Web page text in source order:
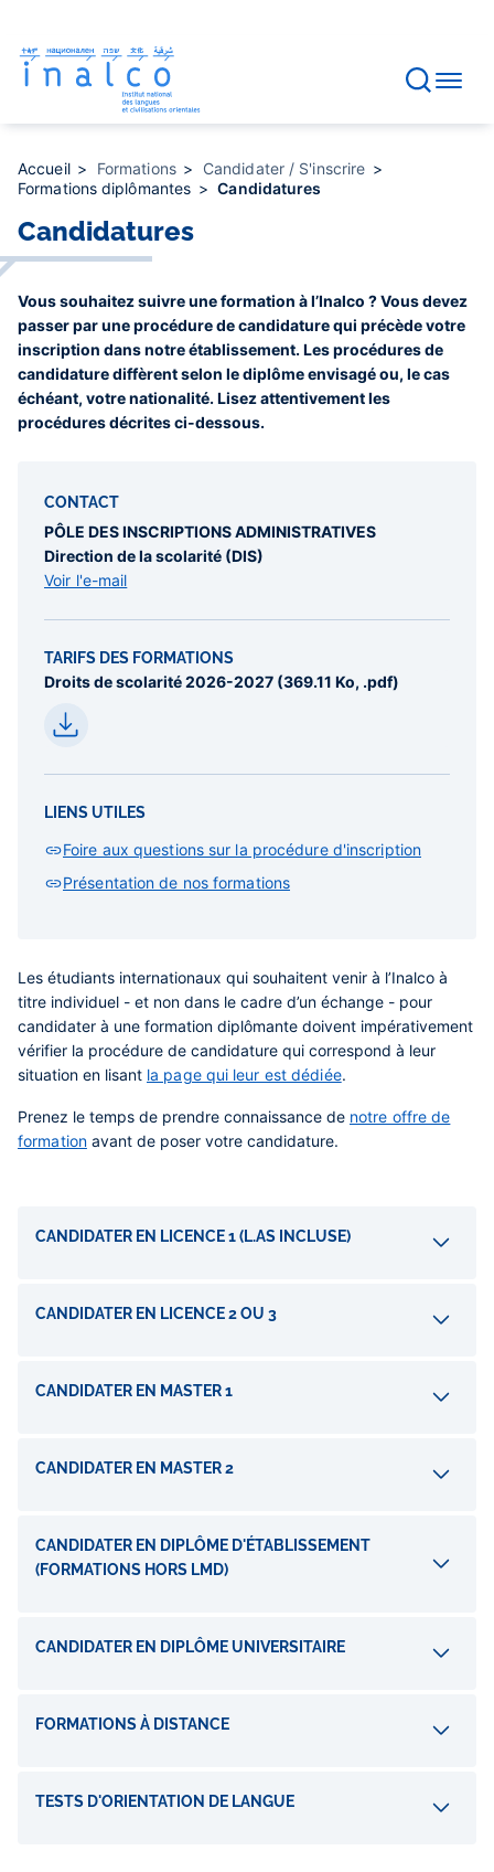
contenu
principal
Accueil Formations
Candidater / S'inscrire
Formations diplômantes
Candidatures
Candidatures
Vous souhaitez suivre une formation à l’Inalco ? Vous devez
passer par une procédure de candidature qui précède votre
inscription dans notre établissement. Les procédures de
candidature diffèrent selon le diplôme envisagé ou, le cas
échéant, votre nationalité. Lisez attentivement les
procédures décrites ci-dessous.
CONTACT
PÔLE DES INSCRIPTIONS ADMINISTRATIVES
Direction de la scolarité (DIS)
Voir l'e-mail
TARIFS DES FORMATIONS
Droits de scolarité 2026-2027 (369.11 Ko, .pdf)
LIENS UTILES
Foire aux questions sur la procédure d'inscription
Présentation de nos formations
Les étudiants internationaux qui souhaitent venir à l’Inalco à
titre individuel - et non dans le cadre d’un échange - pour
candidater à une formation diplômante doivent impérativement
vérifier la procédure de candidature qui correspond à leur
situation en lisant la page qui leur est dédiée.
Prenez le temps de prendre connaissance de notre offre de
formationavant de poser votre candidature.
CANDIDATER EN LICENCE 1 (L.AS INCLUSE)
CANDIDATER EN LICENCE 2 OU 3
CANDIDATER EN MASTER 1
CANDIDATER EN MASTER 2
CANDIDATER EN DIPLÔME D'ÉTABLISSEMENT
(FORMATIONS HORS LMD)
CANDIDATER EN DIPLÔME UNIVERSITAIRE
FORMATIONS À DISTANCE
TESTS D'ORIENTATION DE LANGUE